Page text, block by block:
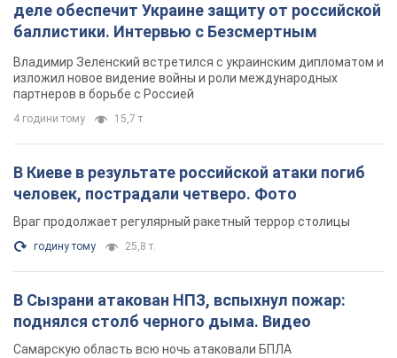
деле обеспечит Украине защиту от российской
баллистики. Интервью с Безсмертным
Владимир Зеленский встретился с украинским дипломатом и
изложил новое видение войны и роли международных
партнеров в борьбе с Россией
4 години тому 15,7 т.
В Киеве в результате российской атаки погиб
человек, пострадали четверо. Фото
Враг продолжает регулярный ракетный террор столицы
годину тому 25,8 т.
В Сызрани атакован НПЗ, вспыхнул пожар:
поднялся столб черного дыма. Видео
Самарскую область всю ночь атаковали БПЛА